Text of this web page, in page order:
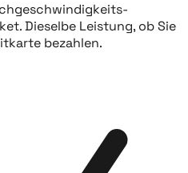
Dieselbe Leistung, ob Sie
bezahlen.